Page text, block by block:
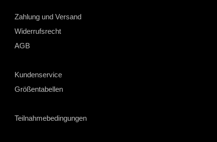
Zahlung und Versand
Widerrufsrecht
AGB
Kundenservice
Größentabellen
Teilnahmebedingungen